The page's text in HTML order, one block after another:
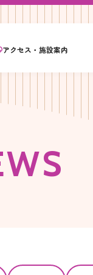
アクセス・施設案内
WS